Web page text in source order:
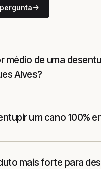
médio de uma
Alves?
um cano 100%
mais forte para